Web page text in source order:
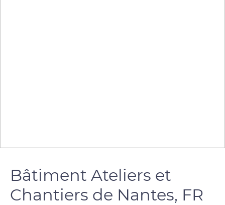
Bâtiment Ateliers et
Chantiers de Nantes, FR